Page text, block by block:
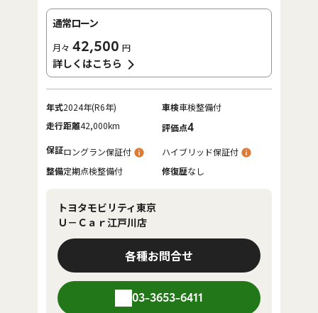
通常ローン
月々 42,500 円
詳しくはこちら
年式2024年(R6年) 車検車検整備付
走行距離42,000km 評価点4
保証ロングラン保証付
ハイブリッド保証付
整備定期点検整備付 修復歴なし
トヨタモビリティ東京
Ｕ－Ｃａｒ江戸川店
各種お問合せ
03-3653-6411